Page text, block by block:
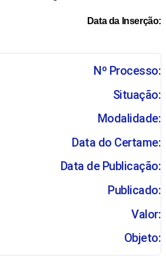
Data da Inserção:
Nº Processo:
Situação:
Modalidade:
Data do Certame:
Data de Publicação:
Publicado:
Valor:
Objeto: